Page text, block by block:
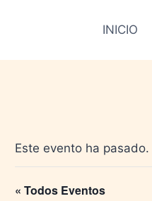
INICIO
Este evento ha pasado.
« Todos Eventos